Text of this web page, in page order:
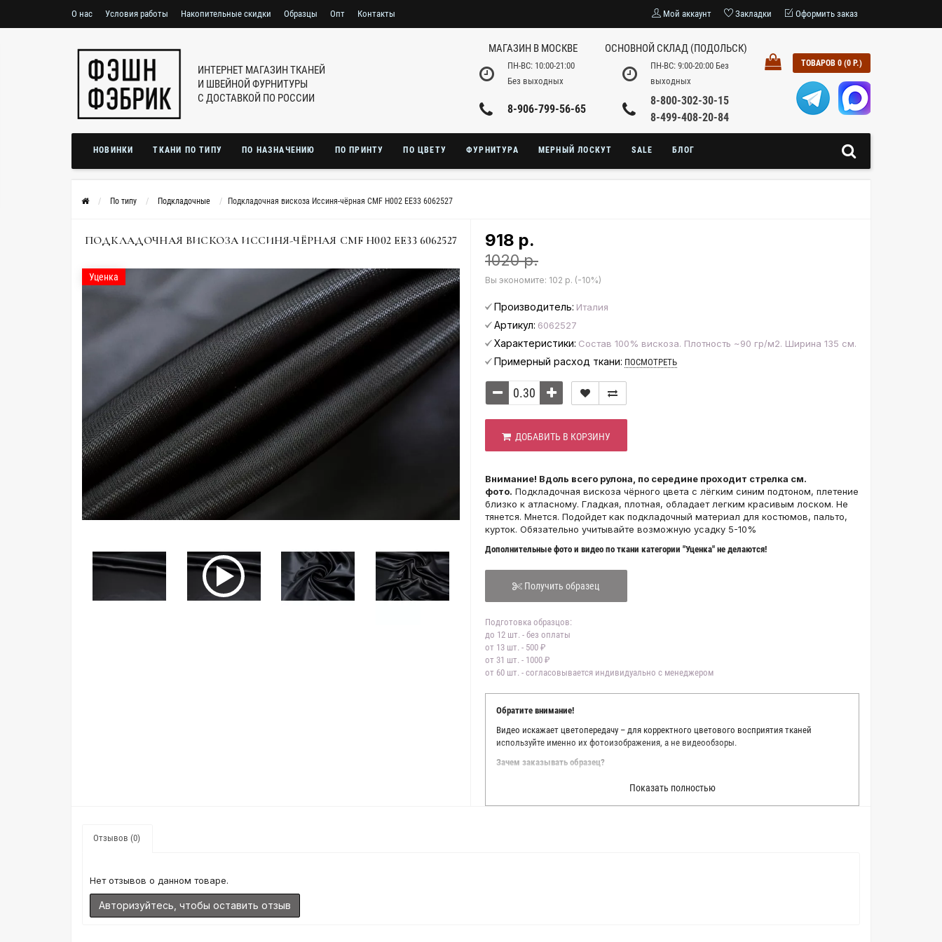
О нас Условия работы Накопительные скидки Образцы Опт Контакты Мой аккаунт Закладки Оформить заказ
ИНТЕРНЕТ МАГАЗИН ТКАНЕЙ
И ШВЕЙНОЙ ФУРНИТУРЫ
С ДОСТАВКОЙ ПО РОССИИ
МАГАЗИН В МОСКВЕ
ПН-ВС: 10:00-21:00
Без выходных
8-906-799-56-65
ОСНОВНОЙ СКЛАД (ПОДОЛЬСК)
ПН-ВС: 9:00-20:00 Без
выходных
8-800-302-30-15
8-499-408-20-84
ТОВАРОВ 0 (0 Р.)
НОВИНКИ ТКАНИ ПО ТИПУ ПО НАЗНАЧЕНИЮ ПО ПРИНТУ ПО ЦВЕТУ ФУРНИТУРА МЕРНЫЙ ЛОСКУТ SALE БЛОГ
По типу Подкладочные Подкладочная вискоза Иссиня-чёрная CMF H002 EE33 6062527
ПОДКЛАДОЧНАЯ ВИСКОЗА ИССИНЯ-ЧЁРНАЯ CMF H002 EE33 6062527
Уценка
918 р.
1020 р.
Вы экономите: 102 р. (-10%)
Производитель: Италия
Артикул: 6062527
Характеристики: Состав 100% вискоза. Плотность ~90 гр/м2. Ширина 135 см.
Примерный расход ткани: ПОСМОТРЕТЬ
ДОБАВИТЬ В КОРЗИНУ
Внимание! Вдоль всего рулона, по середине проходит стрелка см.
фото. Подкладочная вискоза чёрного цвета с лёгким синим подтоном, плетение
близко к атласному. Гладкая, плотная, обладает легким красивым лоском. Не
тянется. Мнется. Подойдет как подкладочный материал для костюмов, пальто,
курток. Обязательно учитывайте возможную усадку 5-10%
Дополнительные фото и видео по ткани категории "Уценка" не делаются!
Получить образец
Подготовка образцов:
до 12 шт. - без оплаты
от 13 шт. - 500 ₽
от 31 шт. - 1000 ₽
от 60 шт. - согласовывается индивидуально с менеджером
Обратите внимание!
Видео искажает цветопередачу – для корректного цветового восприятия тканей
используйте именно их фотоизображения, а не видеообзоры.
Зачем заказывать образец?
Мы делаем все возможное, чтобы точно описать цвет каждой ткани из нашего каталога.
Мы осматриваем и фотографируем каждую ткань в естественном свете, стараемся
находить только правильные цветовые условия и описания. Но несмотря на наши
Показать полностью
Отзывов (0)
Нет отзывов о данном товаре.
Авторизуйтесь, чтобы оставить отзыв